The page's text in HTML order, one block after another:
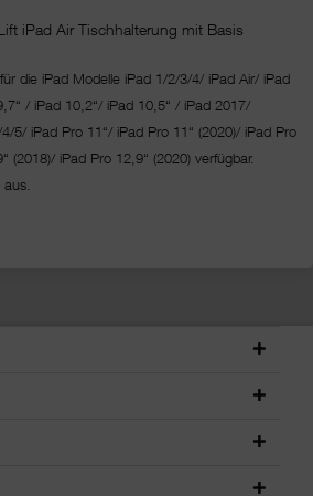
iPad Air Tischhalterung mit Basis
die iPad Modelle iPad 1/2/3/4/ iPad Air/ iPad
/ iPad 10,2“/ iPad 10,5“ / iPad 2017/
5/ iPad Pro 11“/ iPad Pro 11“ (2020)/ iPad Pro
(2018)/ iPad Pro 12,9“ (2020) verfügbar.